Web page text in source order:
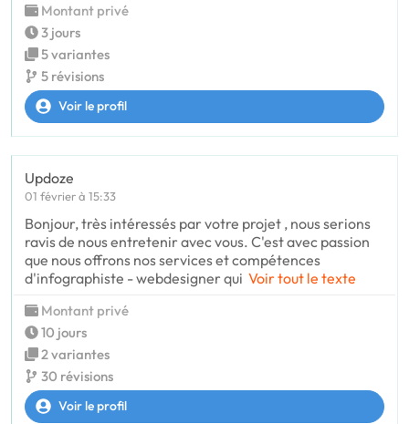
Montant privé
3 jours
5 variantes
5 révisions
Voir le profil
Updoze
01 février à 15:33
Bonjour, très intéressés par votre projet , nous serions
ravis de nous entretenir avec vous. C'est avec passion
que nous offrons nos services et compétences
d'infographiste - webdesigner qui Voir tout le texte
Montant privé
10 jours
2 variantes
30 révisions
Voir le profil